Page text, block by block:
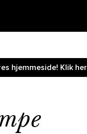
hjemmeside! Klik her